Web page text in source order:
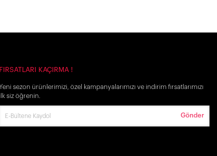
FIRSATLARI KAÇIRMA !
Yeni sezon ürünlerimizi, özel kampanyalarımızı ve indirim fırsatlarımızı
ilk siz öğrenin.
Gönder